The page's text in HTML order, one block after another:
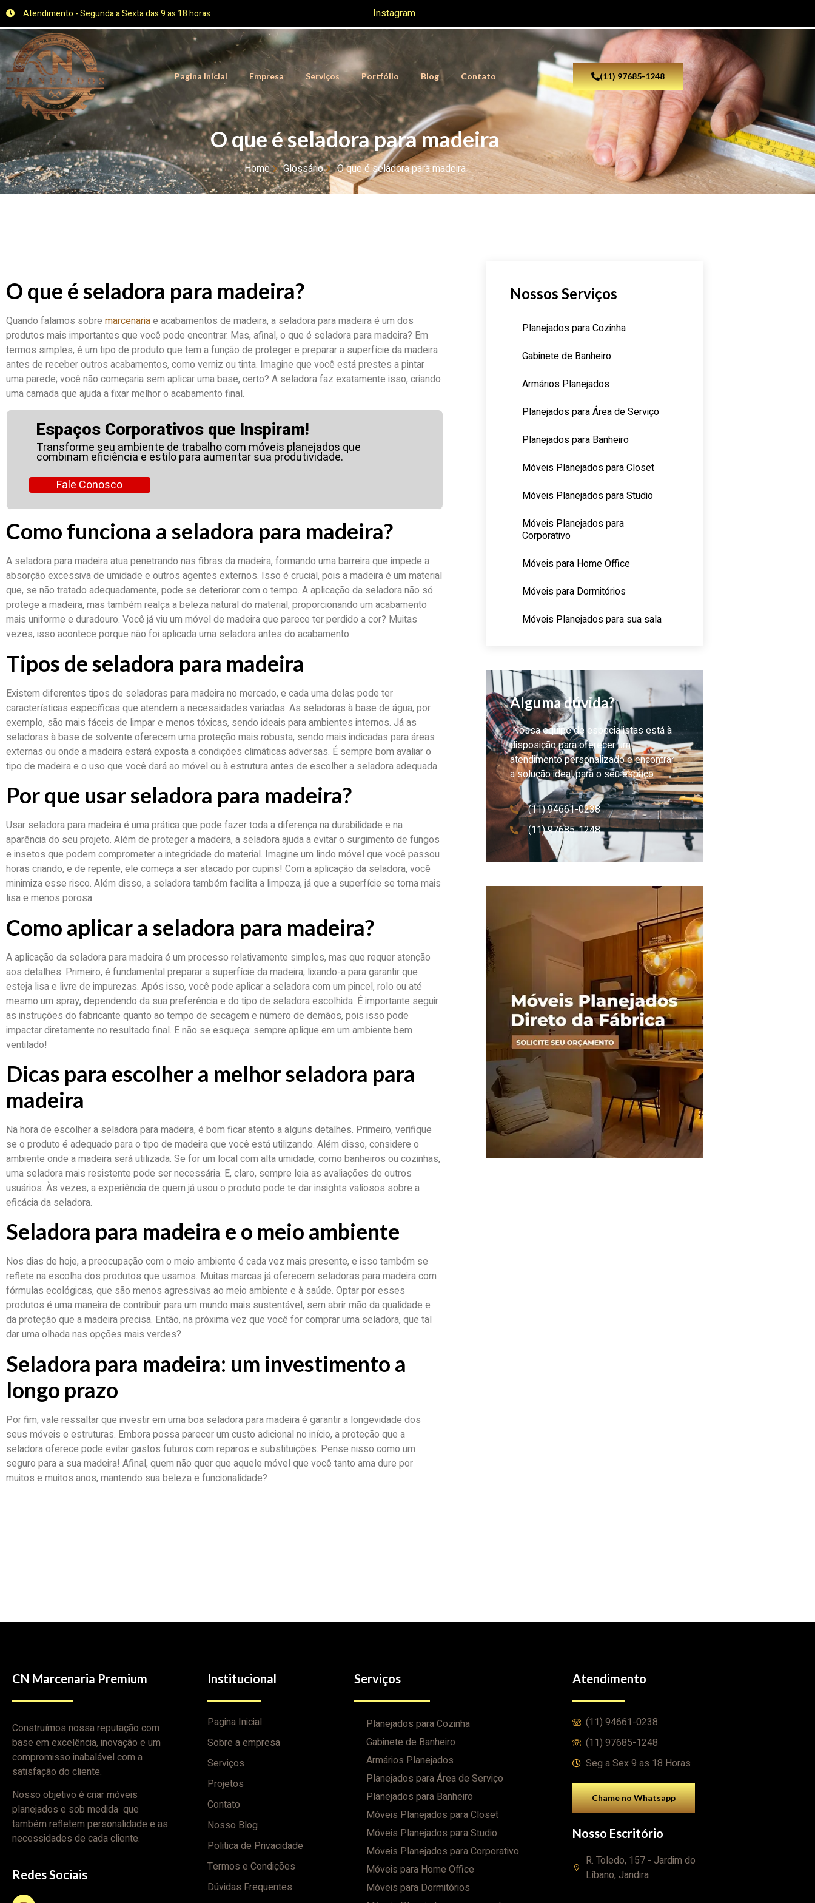
Atendimento - Segunda a Sexta das 9 as 18 horas Instagram
Pagina Inicial Empresa Serviços Portfólio Blog Contato (11) 97685-1248
O que é seladora para madeira
Home Glossário O que é seladora para madeira
O que é seladora para madeira?
Quando falamos sobre marcenariae acabamentos de madeira, a seladora para madeira é um dos
produtos mais importantes que você pode encontrar. Mas, afinal, o que é seladora para madeira? Em
termos simples, é um tipo de produto que tem a função de proteger e preparar a superfície da madeira
antes de receber outros acabamentos, como verniz ou tinta. Imagine que você está prestes a pintar
uma parede; você não começaria sem aplicar uma base, certo? A seladora faz exatamente isso, criando
uma camada que ajuda a fixar melhor o acabamento final.
Espaços Corporativos que Inspiram!
Transforme seu ambiente de trabalho com móveis planejados que
combinam eficiência e estilo para aumentar sua produtividade.
Fale Conosco
Como funciona a seladora para madeira?
A seladora para madeira atua penetrando nas fibras da madeira, formando uma barreira que impede a
absorção excessiva de umidade e outros agentes externos. Isso é crucial, pois a madeira é um material
que, se não tratado adequadamente, pode se deteriorar com o tempo. A aplicação da seladora não só
protege a madeira, mas também realça a beleza natural do material, proporcionando um acabamento
mais uniforme e duradouro. Você já viu um móvel de madeira que parece ter perdido a cor? Muitas
vezes, isso acontece porque não foi aplicada uma seladora antes do acabamento.
Tipos de seladora para madeira
Existem diferentes tipos de seladoras para madeira no mercado, e cada uma delas pode ter
características específicas que atendem a necessidades variadas. As seladoras à base de água, por
exemplo, são mais fáceis de limpar e menos tóxicas, sendo ideais para ambientes internos. Já as
seladoras à base de solvente oferecem uma proteção mais robusta, sendo mais indicadas para áreas
externas ou onde a madeira estará exposta a condições climáticas adversas. É sempre bom avaliar o
tipo de madeira e o uso que você dará ao móvel ou à estrutura antes de escolher a seladora adequada.
Por que usar seladora para madeira?
Usar seladora para madeira é uma prática que pode fazer toda a diferença na durabilidade e na
aparência do seu projeto. Além de proteger a madeira, a seladora ajuda a evitar o surgimento de fungos
e insetos que podem comprometer a integridade do material. Imagine um lindo móvel que você passou
horas criando, e de repente, ele começa a ser atacado por cupins! Com a aplicação da seladora, você
minimiza esse risco. Além disso, a seladora também facilita a limpeza, já que a superfície se torna mais
lisa e menos porosa.
Como aplicar a seladora para madeira?
A aplicação da seladora para madeira é um processo relativamente simples, mas que requer atenção
aos detalhes. Primeiro, é fundamental preparar a superfície da madeira, lixando-a para garantir que
esteja lisa e livre de impurezas. Após isso, você pode aplicar a seladora com um pincel, rolo ou até
mesmo um spray, dependendo da sua preferência e do tipo de seladora escolhida. É importante seguir
as instruções do fabricante quanto ao tempo de secagem e número de demãos, pois isso pode
impactar diretamente no resultado final. E não se esqueça: sempre aplique em um ambiente bem
ventilado!
Dicas para escolher a melhor seladora para
madeira
Na hora de escolher a seladora para madeira, é bom ficar atento a alguns detalhes. Primeiro, verifique
se o produto é adequado para o tipo de madeira que você está utilizando. Além disso, considere o
ambiente onde a madeira será utilizada. Se for um local com alta umidade, como banheiros ou cozinhas,
uma seladora mais resistente pode ser necessária. E, claro, sempre leia as avaliações de outros
usuários. Às vezes, a experiência de quem já usou o produto pode te dar insights valiosos sobre a
eficácia da seladora.
Seladora para madeira e o meio ambiente
Nos dias de hoje, a preocupação com o meio ambiente é cada vez mais presente, e isso também se
reflete na escolha dos produtos que usamos. Muitas marcas já oferecem seladoras para madeira com
fórmulas ecológicas, que são menos agressivas ao meio ambiente e à saúde. Optar por esses
produtos é uma maneira de contribuir para um mundo mais sustentável, sem abrir mão da qualidade e
da proteção que a madeira precisa. Então, na próxima vez que você for comprar uma seladora, que tal
dar uma olhada nas opções mais verdes?
Seladora para madeira: um investimento a
longo prazo
Por fim, vale ressaltar que investir em uma boa seladora para madeira é garantir a longevidade dos
seus móveis e estruturas. Embora possa parecer um custo adicional no início, a proteção que a
seladora oferece pode evitar gastos futuros com reparos e substituições. Pense nisso como um
seguro para a sua madeira! Afinal, quem não quer que aquele móvel que você tanto ama dure por
muitos e muitos anos, mantendo sua beleza e funcionalidade?
Nossos Serviços
Planejados para Cozinha
Gabinete de Banheiro
Armários Planejados
Planejados para Área de Serviço
Planejados para Banheiro
Móveis Planejados para Closet
Móveis Planejados para Studio
Móveis Planejados para
Corporativo
Móveis para Home Office
Móveis para Dormitórios
Móveis Planejados para sua sala
Alguma dúvida?
Nossa equipe de especialistas está à
disposição para oferecer um
atendimento personalizado e encontrar
a solução ideal para o seu espaço.
(11) 94661-0238
(11) 97685-1248
CN Marcenaria Premium
Construímos nossa reputação com
base em excelência, inovação e um
compromisso inabalável com a
satisfação do cliente.
Nosso objetivo é criar móveis
planejados e sob medida que
também refletem personalidade e as
necessidades de cada cliente.
Redes Sociais
Institucional
Pagina Inicial
Sobre a empresa
Serviços
Projetos
Contato
Nosso Blog
Politica de Privacidade
Termos e Condições
Dúvidas Frequentes
Serviços
Planejados para Cozinha
Gabinete de Banheiro
Armários Planejados
Planejados para Área de Serviço
Planejados para Banheiro
Móveis Planejados para Closet
Móveis Planejados para Studio
Móveis Planejados para Corporativo
Móveis para Home Office
Móveis para Dormitórios
Atendimento
(11) 94661-0238
(11) 97685-1248
Seg a Sex 9 as 18 Horas
Chame no Whatsapp
Nosso Escritório
R. Toledo, 157 - Jardim do
Líbano, Jandira